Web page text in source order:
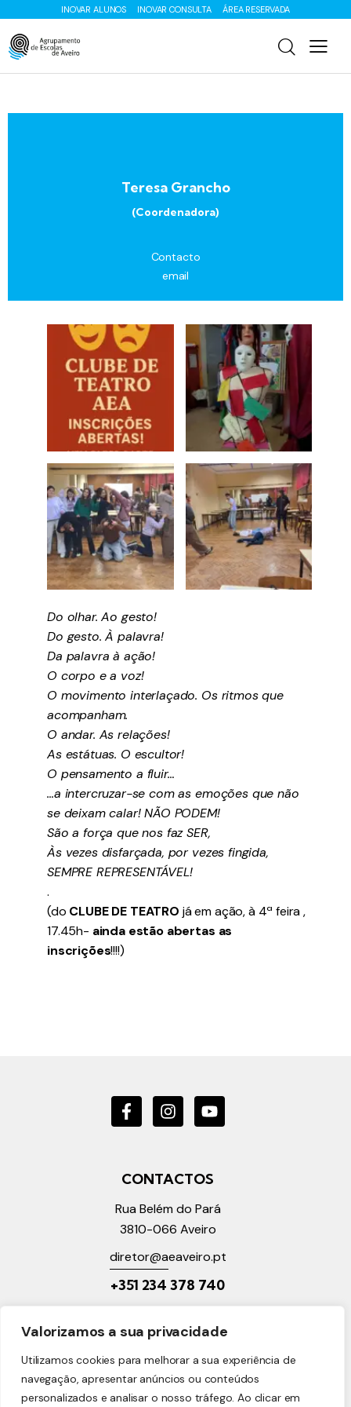
Valorizamos a sua privacidade
Utilizamos cookies para melhorar a sua experiência de
navegação, apresentar anúncios ou conteúdos
personalizados e analisar o nosso tráfego. Ao clicar em
INOVAR ALUNOS INOVAR CONSULTA ÁREA RESERVADA
Teresa Grancho
(Coordenadora)
Contacto
email
Do olhar. Ao gesto!
Do gesto. À palavra!
Da palavra à ação!
O corpo e a voz!
O movimento interlaçado. Os ritmos que
acompanham.
O andar. As relações!
As estátuas. O escultor!
O pensamento a fluir…
…a intercruzar-se com as emoções que não
se deixam calar! NÃO PODEM!
São a força que nos faz SER,
Às vezes disfarçada, por vezes fingida,
SEMPRE REPRESENTÁVEL!
.
(do CLUBE DE TEATRO já em ação, à 4ª feira ,
17.45h- ainda estão abertas as
inscrições!!!!)
CONTACTOS
Rua Belém do Pará
3810-066 Aveiro
diretor@aeaveiro.pt
+351 234 378 740
LINKS ÚTEIS
Política de Privacidade
Política de Cookies
Reclamações Online